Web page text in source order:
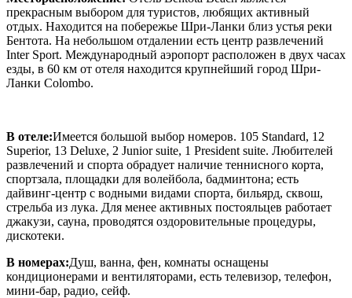
прекрасным выбором для туристов, любящих активный
отдых. Находится на побережье Шри-Ланки близ устья реки
Бентота. На небольшом отдалении есть центр развлечений
Inter Sport. Международный аэропорт расположен в двух часах
езды, в 60 км от отеля находится крупнейший город Шри-
Ланки Colombo.
В отеле:Имеется большой выбор номеров. 105 Standard, 12
Superior, 13 Deluxe, 2 Junior suite, 1 President suite. Любителей
развлечений и спорта обрадует наличие теннисного корта,
спортзала, площадки для волейбола, бадминтона; есть
дайвинг-центр с водными видами спорта, бильярд, сквош,
стрельба из лука. Для менее активных постояльцев работает
джакузи, сауна, проводятся оздоровительные процедуры,
дискотеки.
В номерах:Душ, ванна, фен, комнаты оснащены
кондиционерами и вентиляторами, есть телевизор, телефон,
мини-бар, радио, сейф.